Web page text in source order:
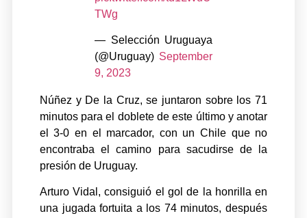
TWg
— Selección Uruguaya
(@Uruguay) September
9, 2023
Núñez y De la Cruz, se juntaron sobre los 71
minutos para el doblete de este último y anotar
el 3-0 en el marcador, con un Chile que no
encontraba el camino para sacudirse de la
presión de Uruguay.
Arturo Vidal, consiguió el gol de la honrilla en
una jugada fortuita a los 74 minutos, después